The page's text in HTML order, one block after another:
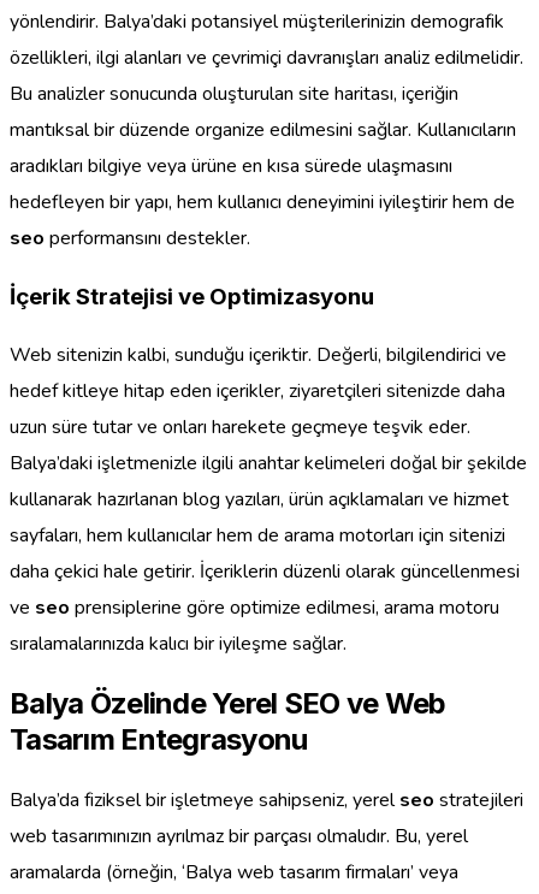
yönlendirir. Balya’daki potansiyel müşterilerinizin demografik
özellikleri, ilgi alanları ve çevrimiçi davranışları analiz edilmelidir.
Bu analizler sonucunda oluşturulan site haritası, içeriğin
mantıksal bir düzende organize edilmesini sağlar. Kullanıcıların
aradıkları bilgiye veya ürüne en kısa sürede ulaşmasını
hedefleyen bir yapı, hem kullanıcı deneyimini iyileştirir hem de
seo performansını destekler.
İçerik Stratejisi ve Optimizasyonu
Web sitenizin kalbi, sunduğu içeriktir. Değerli, bilgilendirici ve
hedef kitleye hitap eden içerikler, ziyaretçileri sitenizde daha
uzun süre tutar ve onları harekete geçmeye teşvik eder.
Balya’daki işletmenizle ilgili anahtar kelimeleri doğal bir şekilde
kullanarak hazırlanan blog yazıları, ürün açıklamaları ve hizmet
sayfaları, hem kullanıcılar hem de arama motorları için sitenizi
daha çekici hale getirir. İçeriklerin düzenli olarak güncellenmesi
ve seo prensiplerine göre optimize edilmesi, arama motoru
sıralamalarınızda kalıcı bir iyileşme sağlar.
Balya Özelinde Yerel SEO ve Web
Tasarım Entegrasyonu
Balya’da fiziksel bir işletmeye sahipseniz, yerelseo stratejileri
web tasarımınızın ayrılmaz bir parçası olmalıdır. Bu, yerel
aramalarda (örneğin, ‘Balya web tasarım firmaları’ veya